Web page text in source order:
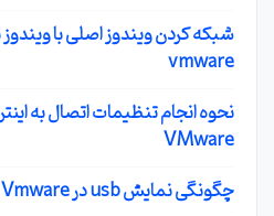
شبکه کردن ویندوز اصلی با
vmware
نحوه انجام تنظیمات اتصال به
VMware
چگونگی نمایش usb در Vmware